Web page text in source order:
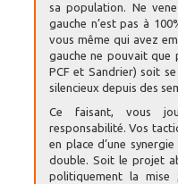
sa population. Ne
gauche n’est pas à
vous même qui avez
gauche ne pouvait
PCF et Sandrier) soit
silencieux depuis des
Ce faisant, vous
responsabilité. Vos
en place d’une
double. Soit le projet
politiquement la